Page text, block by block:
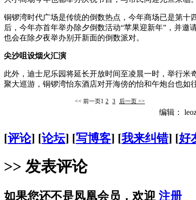
铜锣湾时代广场是传统的倒数热点，今年商场已是第
后，今年亦首年举办除夕倒数活动“苹果迎新年”，并
也会在除夕夜举办别开新面的倒数派对。
尖沙咀设烟火汇演
此外，迪士尼乐园将延长开放时间至凌晨一时，举行
聚大巡游，铜锣湾怡东酒店对开海傍的怡和午炮台也如
<< 前一页1 2 3 后一页 >>
编辑：
[评论] [论坛] [写博客] [我来纠错] [好
>> 发表评论
如果您还不是凤凰会员，欢迎 注册